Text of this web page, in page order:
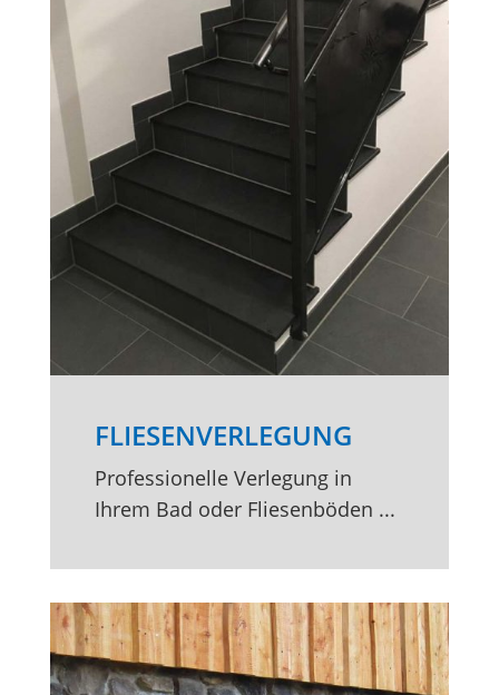
FLIESENVERLEGUNG
Professionelle Verlegung in
Ihrem Bad oder Fliesenböden ...